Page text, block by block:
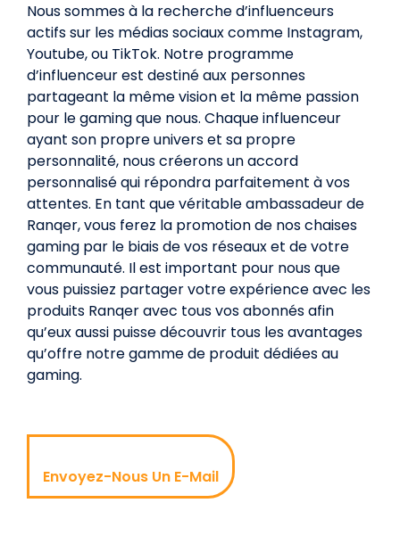
Nous sommes à la recherche d’influenceurs
actifs sur les médias sociaux comme Instagram,
Youtube, ou TikTok. Notre programme
d’influenceur est destiné aux personnes
partageant la même vision et la même passion
pour le gaming que nous. Chaque influenceur
ayant son propre univers et sa propre
personnalité, nous créerons un accord
personnalisé qui répondra parfaitement à vos
attentes. En tant que véritable ambassadeur de
Ranqer, vous ferez la promotion de nos chaises
gaming par le biais de vos réseaux et de votre
communauté. Il est important pour nous que
vous puissiez partager votre expérience avec les
produits Ranqer avec tous vos abonnés afin
qu’eux aussi puisse découvrir tous les avantages
qu’offre notre gamme de produit dédiées au
gaming.
Envoyez-Nous Un E-Mail